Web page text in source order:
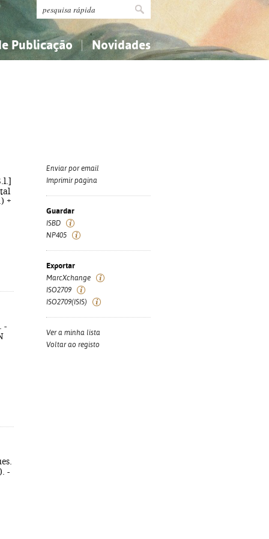
Publicação Novidades
+
-
-
Enviar por email
Imprimir página
Guardar
ISBD
NP405
Exportar
MarcXchange
ISO2709
ISO2709(ISIS)
Ver a minha lista
Voltar ao registo